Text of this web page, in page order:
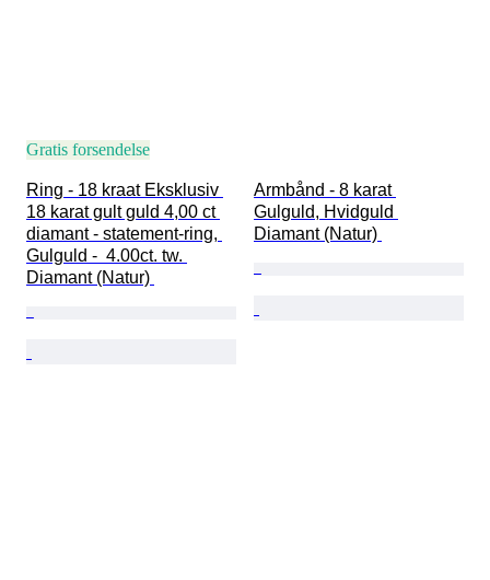
Gratis forsendelse
Ring - 18 kraat Eksklusiv
18 karat gult guld 4,00 ct
diamant - statement-ring,
Gulguld -  4.00ct. tw.
Diamant (Natur)
Armbånd - 8 karat
Gulguld, Hvidguld
Diamant (Natur)